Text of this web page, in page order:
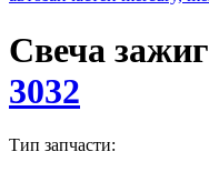
Свеча
3032
Тип запчасти: